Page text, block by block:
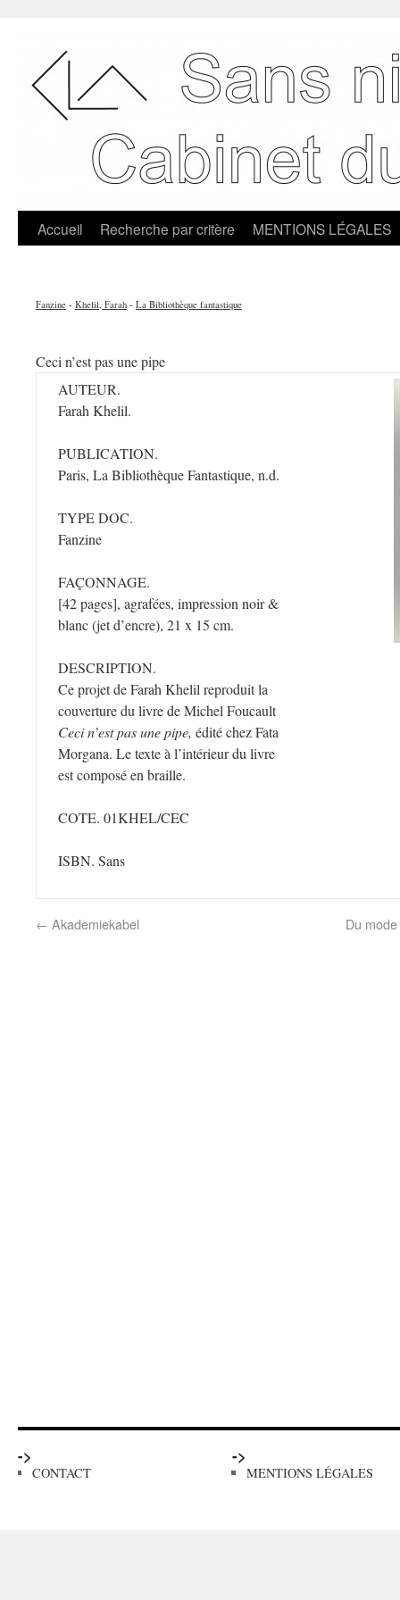
Accueil Recherche par critère MENTIONS LÉGALES
Fanzine - Khelil, Farah - La Bibliothèque fantastique
Ceci n’est pas une pipe
AUTEUR.
Farah Khelil.
PUBLICATION.
Paris, La Bibliothèque Fantastique, n.d.
TYPE DOC.
Fanzine
FAÇONNAGE.
[42 pages], agrafées, impression noir &
blanc (jet d’encre), 21 x 15 cm.
DESCRIPTION.
Ce projet de Farah Khelil reproduit la
couverture du livre de Michel Foucault
Ceci n’est pas une pipe, édité chez Fata
Morgana. Le texte à l’intérieur du livre
est composé en braille.
COTE. 01KHEL/CEC
ISBN. Sans
← Akademiekabel Du
->
CONTACT
->
MENTIONS LÉGALES